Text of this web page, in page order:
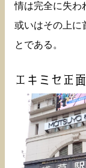
情は完全に失わ
或いはその上に
とである。
エキミセ正